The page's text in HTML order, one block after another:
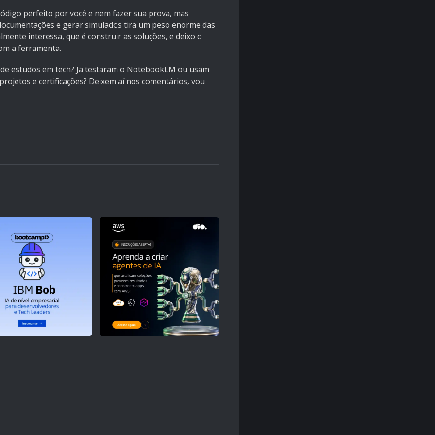
perfeito por você e nem fazer sua prova, mas
e gerar simulados tira um peso enorme das
interessa, que é construir as soluções, e deixo o
a ferramenta.
estudos em tech? Já testaram o NotebookLM ou usam
e certificações? Deixem aí nos comentários, vou